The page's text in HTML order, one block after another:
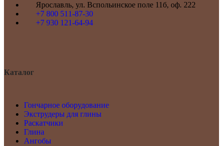
Ярославль, ул. Вспольинское поле 11б, оф. 222
+7 800 511-87-30
+7 930 121-64-94
Каталог
Гончарное оборудование
Экструдеры для глины
Раскатчики
Глина
Ангобы